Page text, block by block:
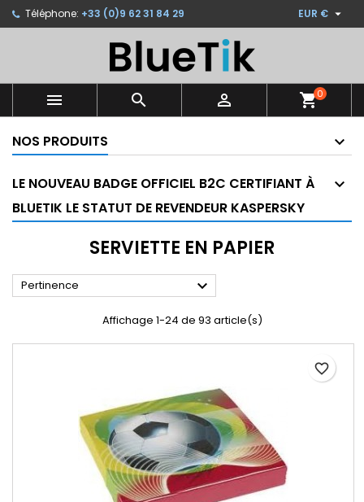
Téléphone: +33 (0)9 62 31 84 29 EUR € 
   shopping_cart0
NOS PRODUITS
LE NOUVEAU BADGE OFFICIEL B2C CERTIFIANT À
BLUETIK LE STATUT DE REVENDEUR KASPERSKY
SERVIETTE EN PAPIER
Pertinence 
Affichage 1-24 de 93 article(s)
favorite_border
Ajouter à ma liste d'envies ×
Créer une nouvelle liste
((modalTitle)) ×
((confirmMessage))
Créer une liste d'envies ×
Nom de la liste d'envies
Annuler Créer une liste d'envies
Connexion ×
Vous devez être connecté pour ajouter des produits
à votre liste d'envies.